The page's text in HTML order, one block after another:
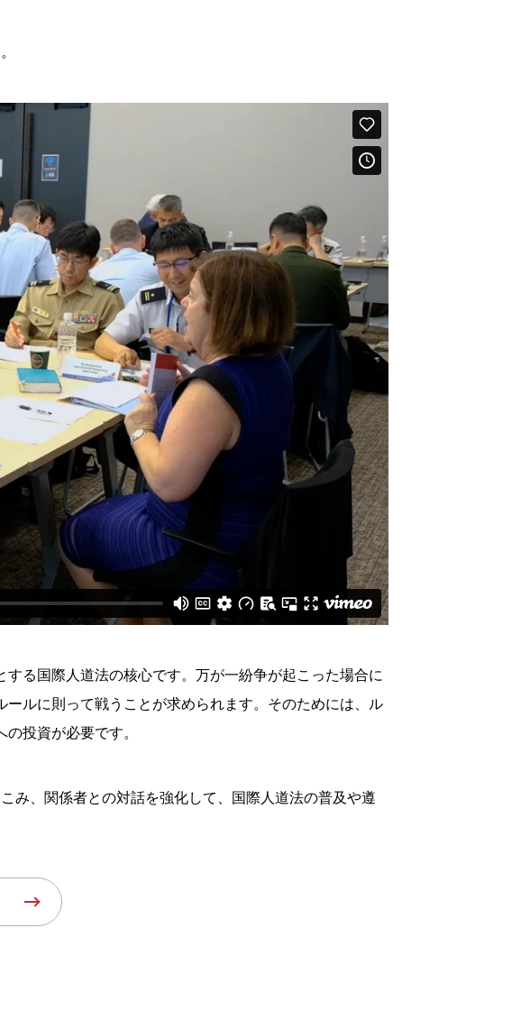
る国際人道法の核心です。万が一紛争が起こった場合に
ルに則って戦うことが求められます。そのためには、ル
投資が必要です。
み、関係者との対話を強化して、国際人道法の普及や遵